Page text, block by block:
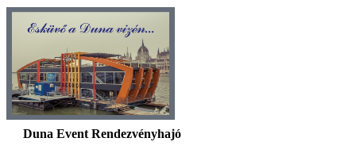
Duna Event Rendezvényhajó